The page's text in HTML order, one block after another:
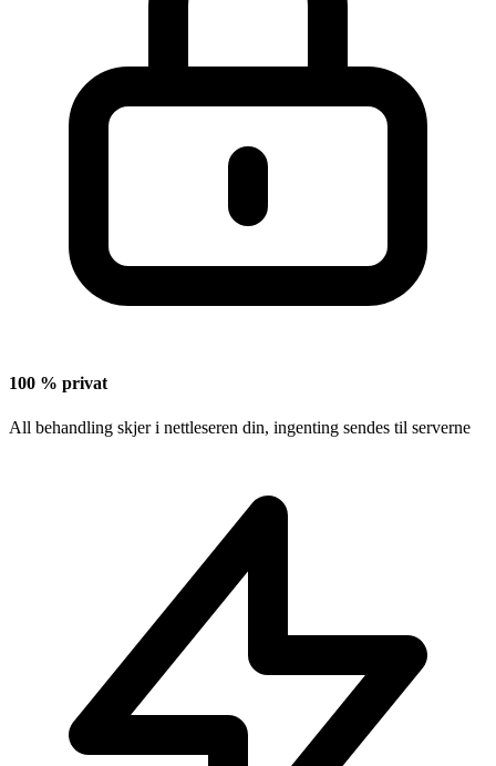
100 % privat
All behandling skjer i nettleseren din, ingenting sendes til serverne